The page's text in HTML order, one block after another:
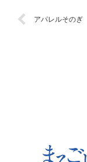
アパレルそのぎ